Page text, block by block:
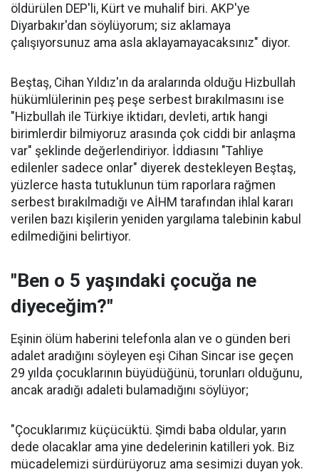
öldürülen DEP'li, Kürt ve muhalif biri. AKP'ye
Diyarbakır'dan söylüyorum; siz aklamaya
çalışıyorsunuz ama asla aklayamayacaksınız" diyor.
Beştaş, Cihan Yıldız'ın da aralarında olduğu Hizbullah
hükümlülerinin peş peşe serbest bırakılmasını ise
"Hizbullah ile Türkiye iktidarı, devleti, artık hangi
birimlerdir bilmiyoruz arasında çok ciddi bir anlaşma
var" şeklinde değerlendiriyor. İddiasını "Tahliye
edilenler sadece onlar" diyerek destekleyen Beştaş,
yüzlerce hasta tutuklunun tüm raporlara rağmen
serbest bırakılmadığı ve AİHM tarafından ihlal kararı
verilen bazı kişilerin yeniden yargılama talebinin kabul
edilmediğini belirtiyor.
"Ben o 5 yaşındaki çocuğa ne
diyeceğim?"
Eşinin ölüm haberini telefonla alan ve o günden beri
adalet aradığını söyleyen eşi Cihan Sincar ise geçen
29 yılda çocuklarının büyüdüğünü, torunları olduğunu,
ancak aradığı adaleti bulamadığını söylüyor;
"Çocuklarımız küçücüktü. Şimdi baba oldular, yarın
dede olacaklar ama yine dedelerinin katilleri yok. Biz
mücadelemizi sürdürüyoruz ama sesimizi duyan yok.